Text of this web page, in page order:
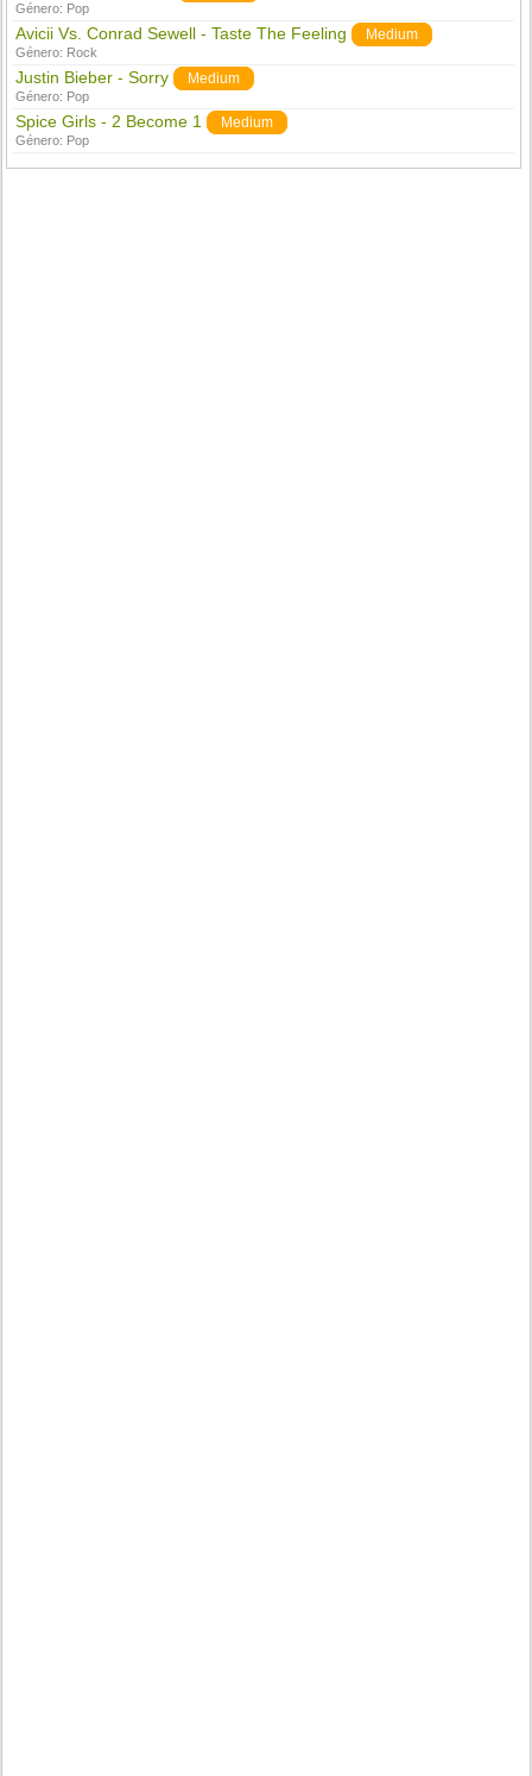
Género: Pop
Avicii Vs. Conrad Sewell - Taste The Feeling Medium
Género: Rock
Justin Bieber - Sorry Medium
Género: Pop
Spice Girls - 2 Become 1 Medium
Género: Pop